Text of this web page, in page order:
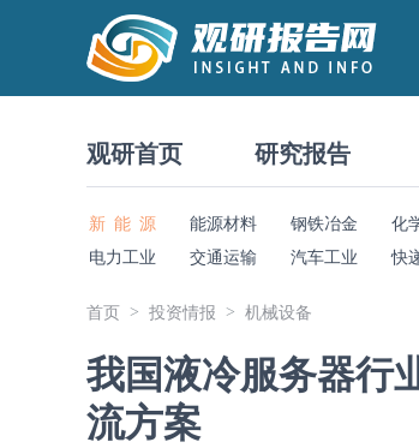
观研首页 研究报告
新 能 源 能源材料 钢铁冶金 化
电力工业
交通运输 汽车工业 快
首页 投资情报 机械设备
我国液冷服务器行
流方案